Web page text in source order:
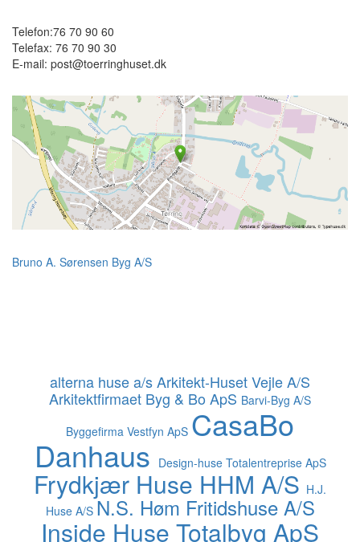
Telefon:76 70 90 60
Telefax: 76 70 90 30
E-mail: post@toerringhuset.dk
Bruno A. Sørensen Byg A/S
alterna huse a/sArkitekt-Huset Vejle A/S
Arkitektfirmaet Byg & Bo ApS Barvi-Byg A/S
Byggefirma Vestfyn ApS CasaBo
Danhaus Design-huse Totalentreprise ApS
Frydkjær Huse HHM A/S H.J.
Huse A/S N.S. Høm Fritidshuse A/S
Inside Huse Totalbyg ApS